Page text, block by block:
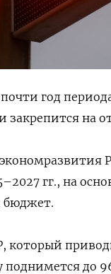
год
закрепится на
гг., на
бюджет.
который
поднимется до